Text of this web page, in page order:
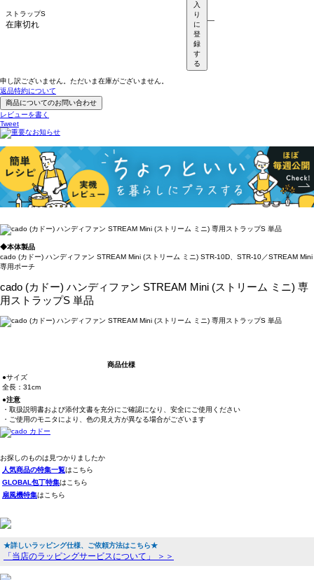
ストラップS
在庫切れ
入
り
に
登
録
す
る
—
申し訳ございません。ただいま在庫がございません。
返品特約について
商品についてのお問い合わせ
レビューを書く
Tweet
◆本体製品
cado (カドー) ハンディファン STREAM Mini (ストリーム ミニ) STR-10D、STR-10／STREAM Mini
専用ポーチ
cado (カドー) ハンディファン STREAM Mini (ストリーム ミニ) 専
用ストラップS 単品
商品仕様
●サイズ
全長：31cm
●注意
・取扱説明書および添付文書を充分にご確認になり、安全にご使用ください
・ご使用のモニタにより、色の見え方が異なる場合がございます
お探しのものは見つかりましたか
人気商品の特集一覧はこちら
GLOBAL包丁特集はこちら
扇風機特集はこちら
★詳しいラッピング仕様、ご依頼方法はこちら★
「当店のラッピングサービスについて」 ＞＞